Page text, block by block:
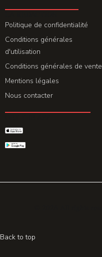
Politique de confidentialité
Conditions générales
d'utilisation
Conditions générales de vente
Mentions légales
Nous contacter
Back to top